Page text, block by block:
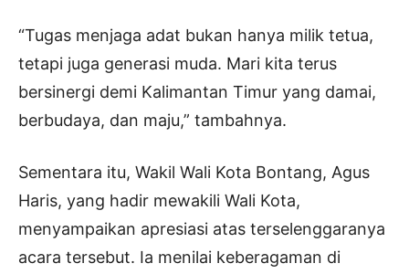
“Tugas menjaga adat bukan hanya milik tetua,
tetapi juga generasi muda. Mari kita terus
bersinergi demi Kalimantan Timur yang damai,
berbudaya, dan maju,” tambahnya.
Sementara itu, Wakil Wali Kota Bontang, Agus
Haris, yang hadir mewakili Wali Kota,
menyampaikan apresiasi atas terselenggaranya
acara tersebut. Ia menilai keberagaman di